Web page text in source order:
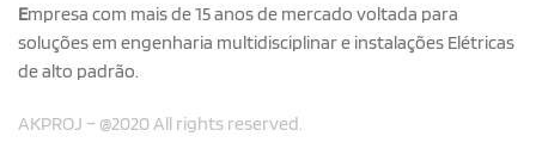
Empresa com mais de 15 anos de mercado voltada para
soluções em engenharia multidisciplinar e instalações Elétricas
de alto padrão.
AKPROJ – @2020 All rights reserved.